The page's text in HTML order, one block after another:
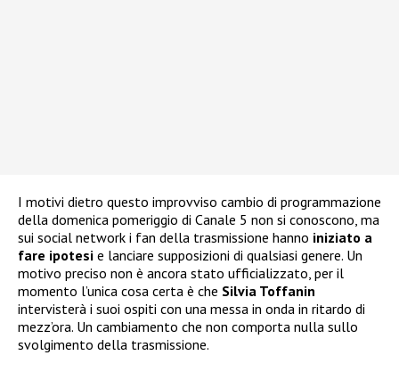
I motivi dietro questo improvviso cambio di programmazione
della domenica pomeriggio di Canale 5 non si conoscono, ma
sui social network i fan della trasmissione hanno iniziato a
fare ipotesi e lanciare supposizioni di qualsiasi genere. Un
motivo preciso non è ancora stato ufficializzato, per il
momento l’unica cosa certa è che Silvia Toffanin
intervisterà i suoi ospiti con una messa in onda in ritardo di
mezz’ora. Un cambiamento che non comporta nulla sullo
svolgimento della trasmissione.